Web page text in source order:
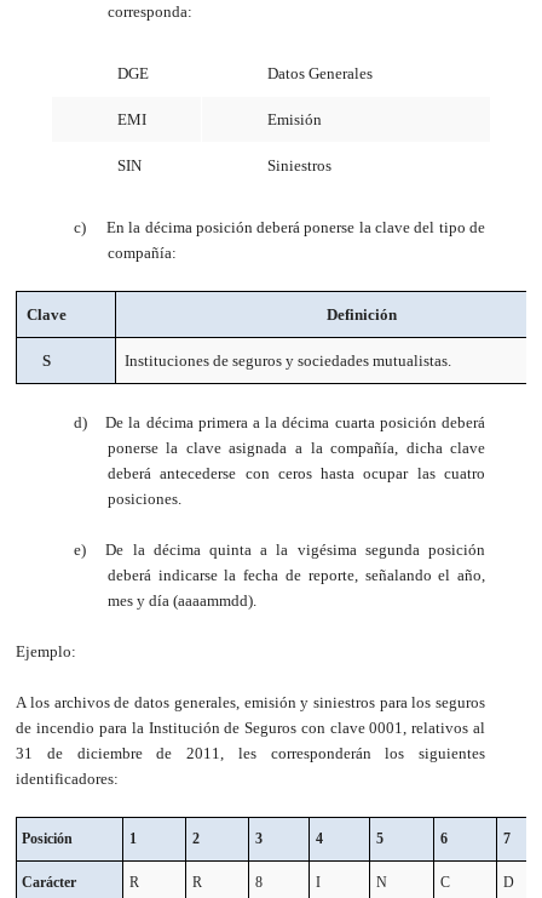
corresponda:
DGE Datos Generales
EMI Emisión
SIN Siniestros
c)
En la décima posición deberá ponerse la clave del tipo de
compañía:
Clave Definición
S Instituciones de seguros y sociedades mutualistas.
d)
De la décima primera a la décima cuarta posición deberá
ponerse la clave asignada a la compañía, dicha clave
deberá antecederse con ceros hasta ocupar las cuatro
posiciones.
e)
De la décima quinta a la vigésima segunda posición
deberá indicarse la fecha de reporte, señalando el año,
mes y día (aaaammdd).
Ejemplo:
A los archivos de datos generales, emisión y siniestros para los seguros
de incendio para la Institución de Seguros con clave 0001, relativos al
31 de diciembre de 2011, les corresponderán los siguientes
identificadores:
Posición 1 2 3 4 5 6 7
Carácter R R 8 I N C D